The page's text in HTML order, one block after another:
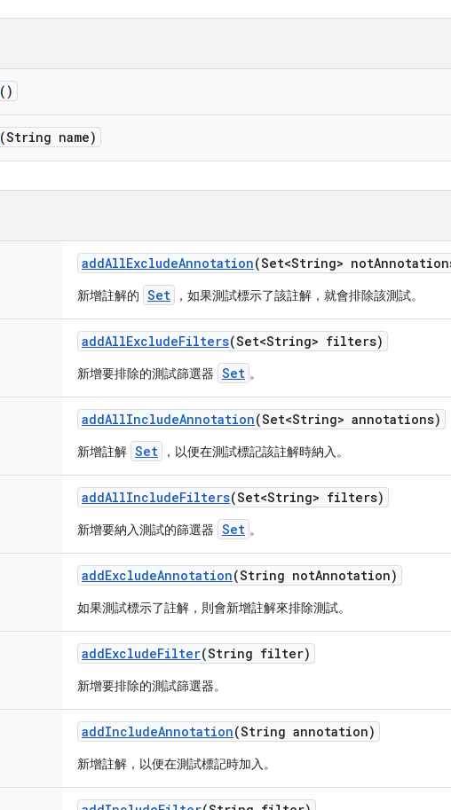
()
(String name)
addAllExcludeAnnotation(Set<String> not
新增註解的 Set ，如果測試標示了該註解，就會排除該測試。
addAllExcludeFilters(Set<String> filters)
新增要排除的測試篩選器 Set 。
addAllIncludeAnnotation(Set<String> annotations)
新增註解 Set ，以便在測試標記該註解時納入。
addAllIncludeFilters(Set<String> filters)
新增要納入測試的篩選器 Set 。
addExcludeAnnotation(String notAnnotation)
如果測試標示了註解，則會新增註解來排除測試。
addExcludeFilter(String filter)
新增要排除的測試篩選器。
addIncludeAnnotation(String annotation)
新增註解，以便在測試標記時加入。